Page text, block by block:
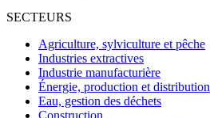
SECTEURS
Agriculture, sylviculture et pêche
Industries extractives
Industrie manufacturière
Énergie, production et distribution
Eau, gestion des déchets
Construction